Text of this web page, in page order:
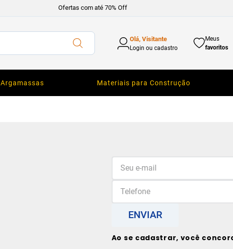
Ofertas com até 70% Off
Olá, Visitante
Login ou cadastro
Meus
favoritos
Argamassas Materiais para Construção
ENVIAR
Ao se cadastrar, você